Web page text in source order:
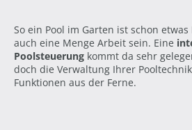
So ein Pool im Garten ist schon
auch eine Menge Arbeit sein. Eine
Poolsteuerung kommt da sehr
doch die Verwaltung Ihrer
Funktionen aus der Ferne.